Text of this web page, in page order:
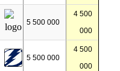
5 500 000
4 500
000
5 500 000
4 500
000